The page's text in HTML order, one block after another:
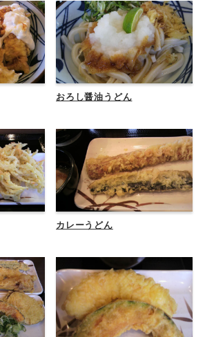
おろし醤油うどん
カレーうどん